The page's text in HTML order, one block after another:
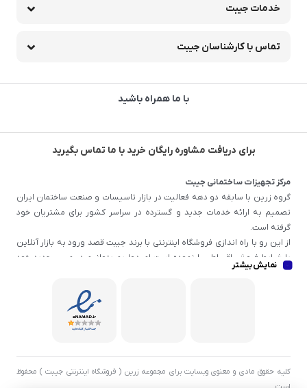
خدمات جیبت
تماس با کارشناسان جیبت
با ما همراه باشید
برای دریافت مشاوره رایگان خرید با ما تماس بگیرید
مرکز تجهیزات ساختمانی جیبت
گروه زرین با سابقه دو دهه فعالیت در بازار تاسیسات و صنعت ساختمان ایران
تصمیم به ارائه خدمات جدید و گسترده در سراسر کشور برای مشتریان خود
گرفته است.
از این رو با راه اندازی فروشگاه اینترنتی با برند جیبت قصد ورود به بازار آنلاین
با شرایط فروش اقساطی را نموده است امیدواریم بتوانیم در مسیر جدید خود
خدمات به روزتر و با کیفیت تری به مشتریان خود عرضه کنیم.
نمایش بیشتر
کلیه حقوق مادی و معنوی وبسایت برای مجموعه زرین ( فروشگاه اینترنتی جیبت ) محفوظ